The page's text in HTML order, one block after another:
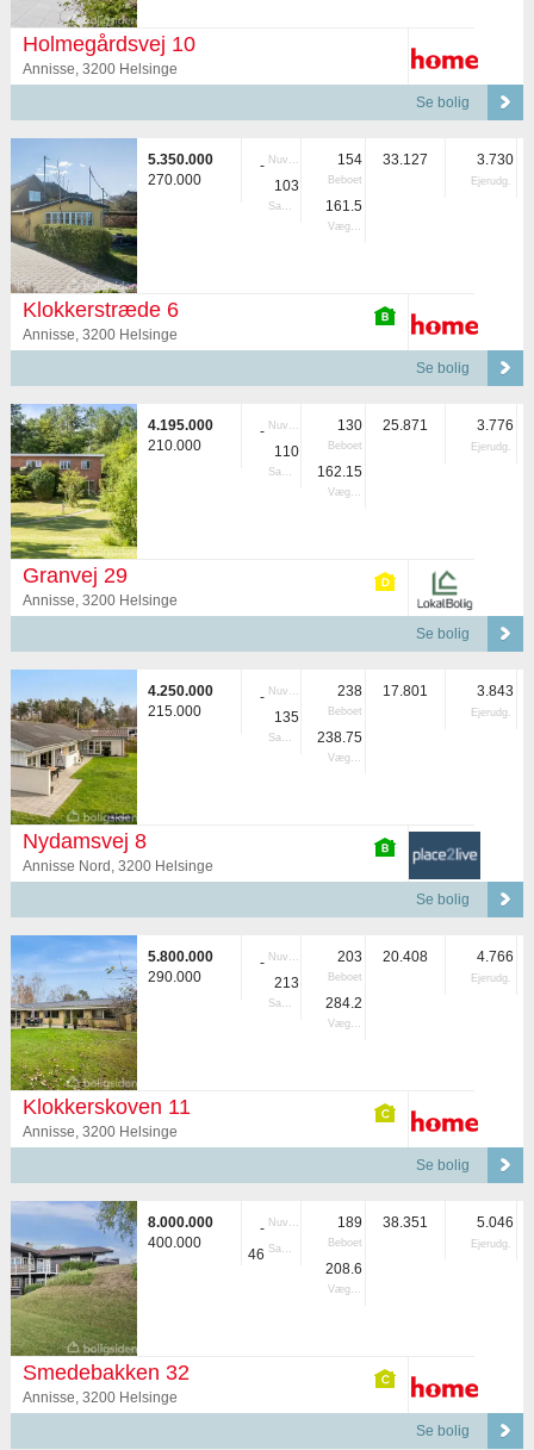
Holmegårdsvej 10
Annisse, 3200 Helsinge
Se bolig
5.350.000
270.000
- Nuvær.
103
Samlet
154
Beboet
161.5
Vægtet
33.127 3.730
Ejerudg.
Klokkerstræde 6
Annisse, 3200 Helsinge
Se bolig
4.195.000
210.000
- Nuvær.
110
Samlet
130
Beboet
162.15
Vægtet
25.871 3.776
Ejerudg.
Granvej 29
Annisse, 3200 Helsinge
Se bolig
4.250.000
215.000
- Nuvær.
135
Samlet
238
Beboet
238.75
Vægtet
17.801 3.843
Ejerudg.
Nydamsvej 8
Annisse Nord, 3200 Helsinge
Se bolig
5.800.000
290.000
- Nuvær.
213
Samlet
203
Beboet
284.2
Vægtet
20.408 4.766
Ejerudg.
Klokkerskoven 11
Annisse, 3200 Helsinge
Se bolig
8.000.000
400.000
- Nuvær.
46 Samlet
189
Beboet
208.6
Vægtet
38.351 5.046
Ejerudg.
Smedebakken 32
Annisse, 3200 Helsinge
Se bolig